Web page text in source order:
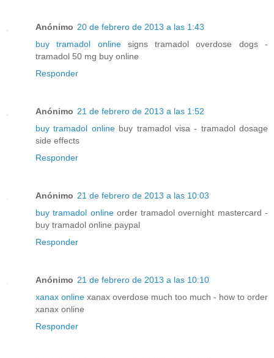
Anónimo 20 de febrero de 2013 a las 1:43
buy tramadol onlinesigns tramadol overdose dogs -
tramadol 50 mg buy online
Responder
Anónimo 21 de febrero de 2013 a las 1:52
buy tramadol onlinebuy tramadol visa - tramadol dosage
side effects
Responder
Anónimo 21 de febrero de 2013 a las 10:03
buy tramadol onlineorder tramadol overnight mastercard -
buy tramadol online paypal
Responder
Anónimo 21 de febrero de 2013 a las 10:10
xanax online xanax overdose much too much - how to order
xanax online
Responder